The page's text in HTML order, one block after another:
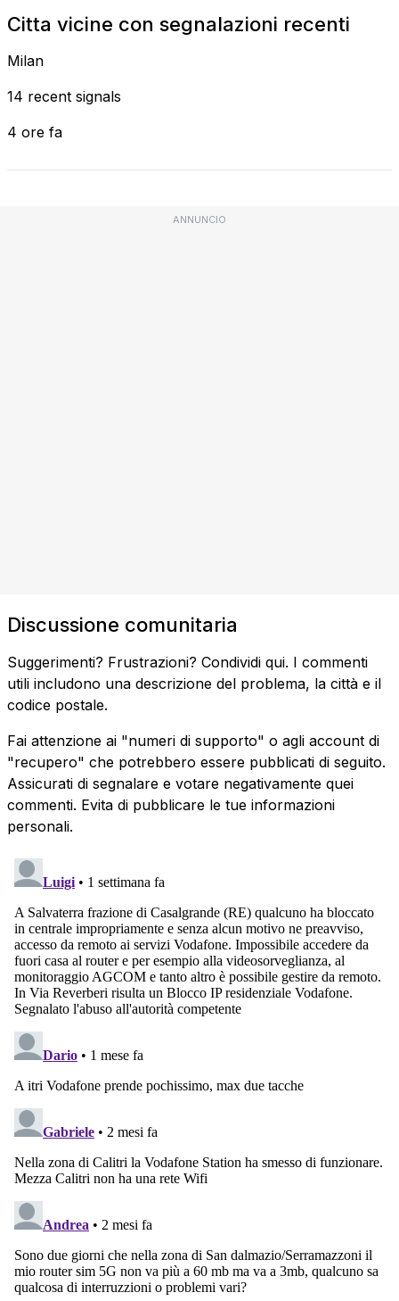
Citta vicine con segnalazioni recenti
Milan
14 recent signals
4 ore fa
ANNUNCIO
Discussione comunitaria
Suggerimenti? Frustrazioni? Condividi qui. I commenti
utili includono una descrizione del problema, la città e il
codice postale.
Fai attenzione ai "numeri di supporto" o agli account di
"recupero" che potrebbero essere pubblicati di seguito.
Assicurati di segnalare e votare negativamente quei
commenti. Evita di pubblicare le tue informazioni
personali.